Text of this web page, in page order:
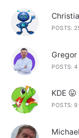
POSTS:
Gregor
POSTS: 4
KDE
POSTS: 9